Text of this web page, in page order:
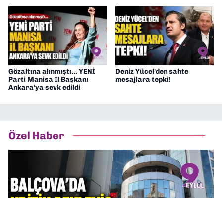
Gözaltına alınmıştı... YENİ
Parti Manisa İl Başkanı
Ankara'ya sevk edildi
Deniz Yücel'den sahte
mesajlara tepki!
Özel Haber